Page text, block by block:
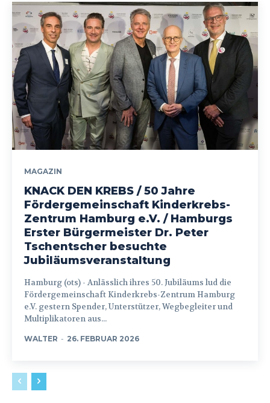
MAGAZIN
KNACK DEN KREBS / 50 Jahre
Fördergemeinschaft Kinderkrebs-
Zentrum Hamburg e.V. / Hamburgs
Erster Bürgermeister Dr. Peter
Tschentscher besuchte
Jubiläumsveranstaltung
Hamburg (ots) - Anlässlich ihres 50. Jubiläums lud die
Fördergemeinschaft Kinderkrebs-Zentrum Hamburg
e.V. gestern Spender, Unterstützer, Wegbegleiter und
Multiplikatoren aus...
WALTER - 26. FEBRUAR 2026